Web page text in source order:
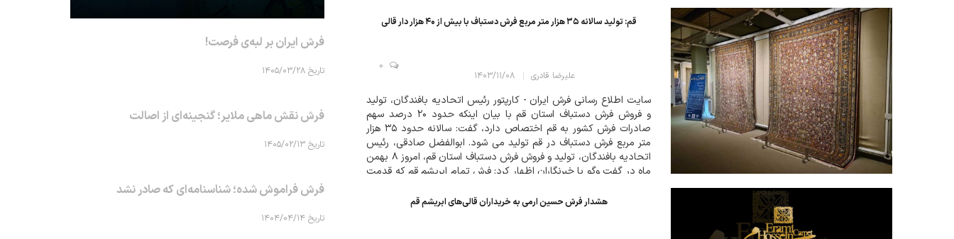
قم: تولید سالانه ۳۵ هزار متر مربع فرش دستباف با بیش از ۴۰ هزار دار قالی
علیرضا قادری ۱۴۰۳/۱۱/۰۸
0
سایت اطلاع رسانی فرش ایران - کارپتور رئیس اتحادیه بافندگان، تولید
و فروش فرش دستباف استان قم با بیان اینکه حدود ۲۰ درصد سهم
صادرات فرش کشور به قم اختصاص دارد، گفت: سالانه حدود ۳۵ هزار
متر مربع فرش دستباف در قم تولید می شود. ابوالفضل صادقی، رئیس
اتحادیه بافندگان، تولید و فروش فرش دستباف استان قم، امروز ۸ بهمن
ماه در گفت وگو با خبرنگاران اظهار کرد: فرش تمام ابریشم قم که قدمت
هشدار فرش حسین ارمی به خریداران قالی‌های ابریشم قم
فرش ایران بر لبه‌ی فرصت!
تاریخ ۱۴۰۵/۰۳/۲۸
فرش نقش ماهی‌ ملایر؛ گنجینه‌ای از اصالت
تاریخ ۱۴۰۵/۰۲/۱۳
فرش فراموش شده؛ شناسنامه‌ای که صادر نشد
تاریخ ۱۴۰۴/۰۴/۱۴